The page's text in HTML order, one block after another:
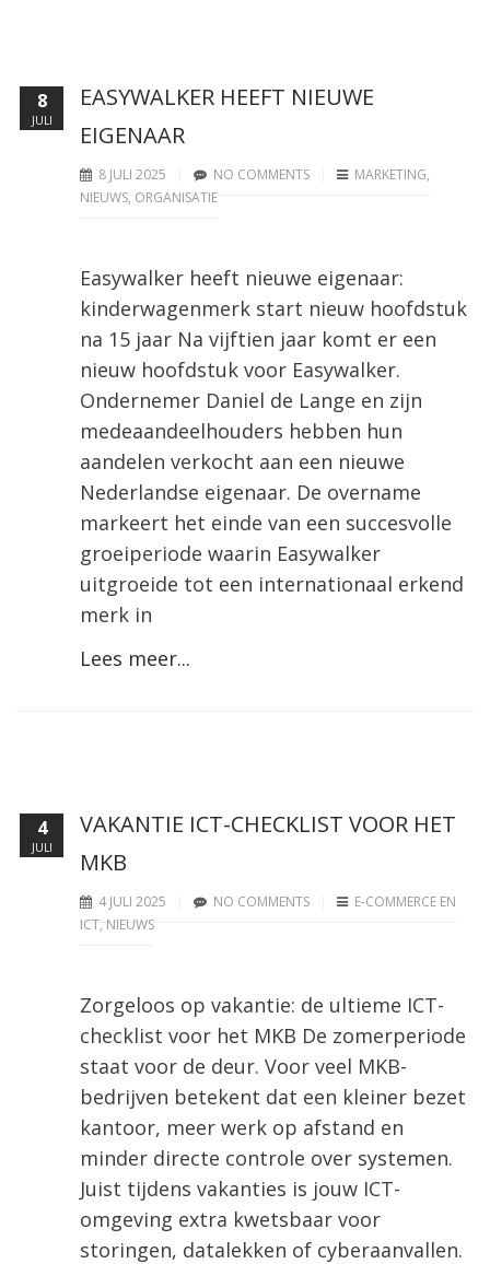
EASYWALKER HEEFT NIEUWE
EIGENAAR
8 JULI 2025 NO COMMENTS MARKETING,
NIEUWS, ORGANISATIE
Easywalker heeft nieuwe eigenaar:
kinderwagenmerk start nieuw hoofdstuk
na 15 jaar Na vijftien jaar komt er een
nieuw hoofdstuk voor Easywalker.
Ondernemer Daniel de Lange en zijn
medeaandeelhouders hebben hun
aandelen verkocht aan een nieuwe
Nederlandse eigenaar. De overname
markeert het einde van een succesvolle
groeiperiode waarin Easywalker
uitgroeide tot een internationaal erkend
merk in
Lees meer...
8
JULI
VAKANTIE ICT-CHECKLIST VOOR HET
MKB
4 JULI 2025 NO COMMENTS
E-COMMERCE EN
ICT, NIEUWS
Zorgeloos op vakantie: de ultieme ICT-
checklist voor het MKB De zomerperiode
staat voor de deur. Voor veel MKB-
bedrijven betekent dat een kleiner bezet
kantoor, meer werk op afstand en
minder directe controle over systemen.
Juist tijdens vakanties is jouw ICT-
omgeving extra kwetsbaar voor
storingen, datalekken of cyberaanvallen.
4
JULI